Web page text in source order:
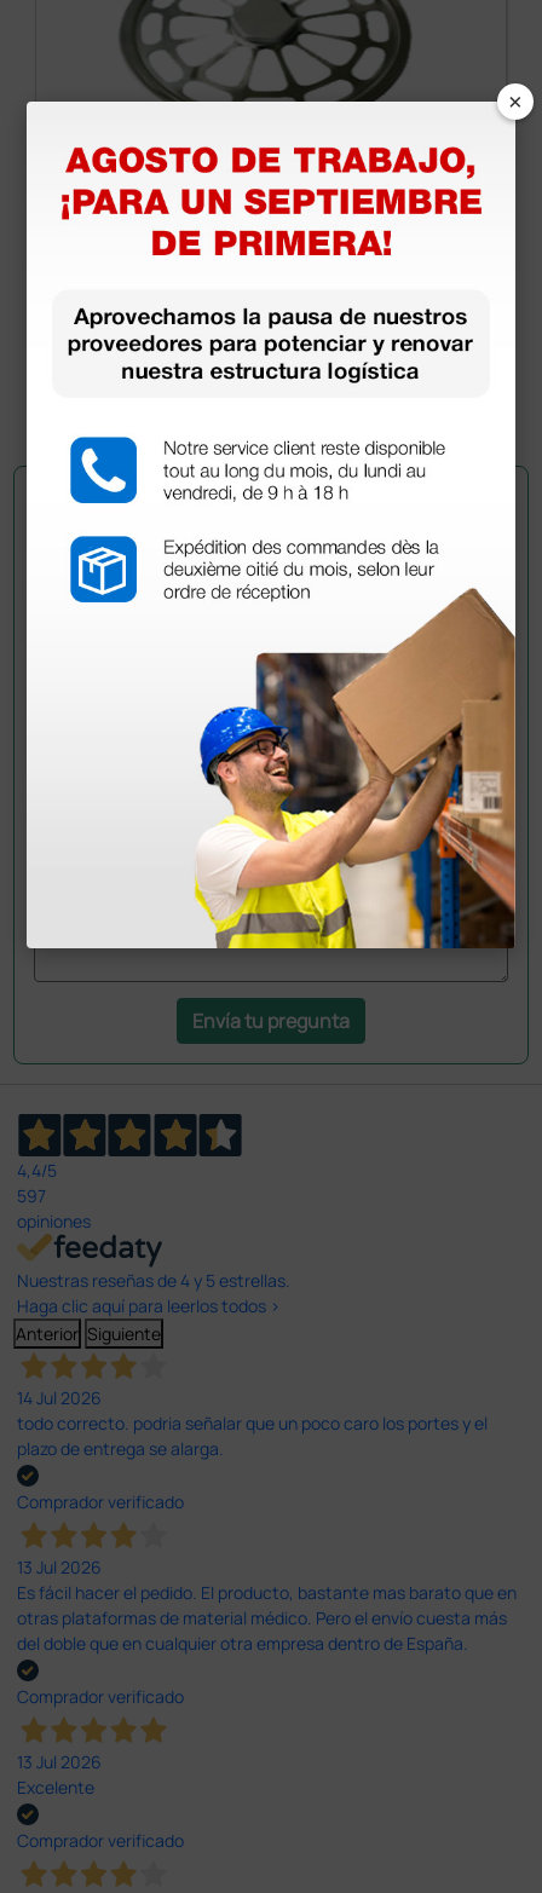
Soporte para filtros para cámara de
45,00 €
(Precio sin IVA)
¿Todavía tienes alguna duda? ¿Necesitas más
Envía ahora mismo tu pregunta a los colegas que ya
han adquirido este producto.
Envía tu pregunta
4,4/5
597
opiniones
Nuestras reseñas de 4 y 5 estrellas.
Haga clic aquí para leerlos todos >
Anterior Siguiente
14 Jul 2026
todo correcto. podria señalar que un poco caro los portes y el
plazo de entrega se alarga.
Comprador verificado
13 Jul 2026
Es fácil hacer el pedido. El producto, bastante mas barato que en
otras plataformas de material médico. Pero el envío cuesta más
del doble que en cualquier otra empresa dentro de España.
Comprador verificado
13 Jul 2026
Excelente
Comprador verificado
×